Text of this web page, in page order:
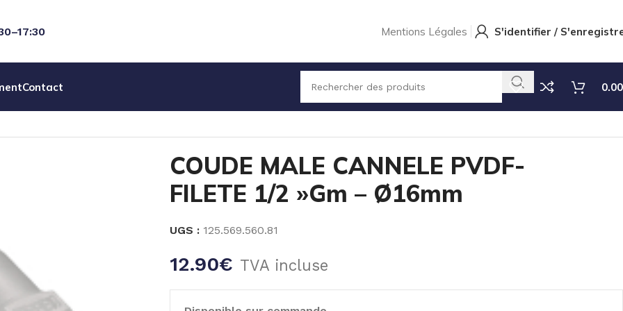
Mentions Légales S'identifier /
Contact
0.00
COUDE MALE CANNELE PVDF-
FILETE 1/2 »Gm – Ø16mm
UGS : 125.569.560.81
12.90€ TVA incluse